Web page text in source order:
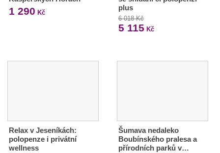
1 290 Kč
plus
6 018 Kč
5 115 Kč
Relax v Jeseníkách:
polopenze i privátní
wellness
Šumava nedaleko
Boubínského pralesa a
přírodních parků v…